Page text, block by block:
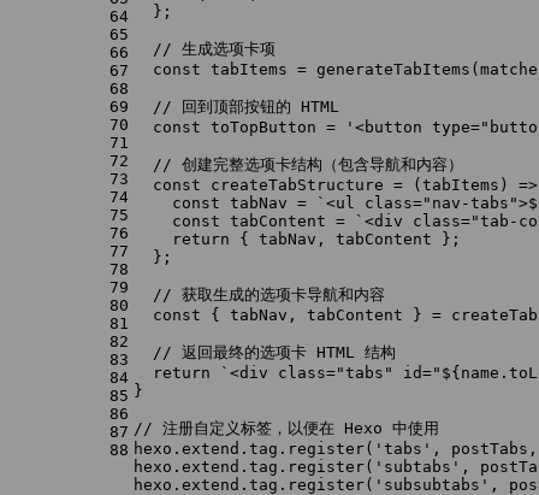
64
65
66
67
68
69
70
71
72
73
74
75
76
77
78
79
80
81
82
83
84
85
86
87
88
  };
// 生成选项卡项
const tabItems = generateTabItems
// 回到顶部按钮的 HTML
const toTopButton = '<button
// 创建完整选项卡结构（包含导航和内容）
const
createTabStructure = ( tabItems )
const tabNav = `<ul class="nav-tabs">
const tabContent =
`<div class="tab-
return { tabNav, tabContent };
  };
// 获取生成的选项卡导航和内容
const { tabNav, tabContent } =
// 返回最终的选项卡 HTML 结构
return
`<div class="tabs" id="
}
// 注册自定义标签，以便在 Hexo 中使用
hexo. extend . tag . register( 'tabs' ,
hexo. extend . tag . register( 'subtabs' ,
hexo. extend . tag . register( 'subsubtabs' ,